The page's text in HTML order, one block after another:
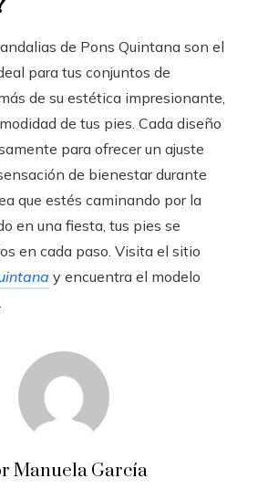
de Pons Quintana son el
para tus conjuntos de
de su estética impresionante,
de tus pies. Cada diseño
para ofrecer un ajuste
de bienestar durante
que estés caminando por la
en una fiesta, tus pies se
en cada paso. Visita el sitio
y encuentra el modelo
Manuela García